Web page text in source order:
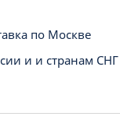
по Москве
и и странам